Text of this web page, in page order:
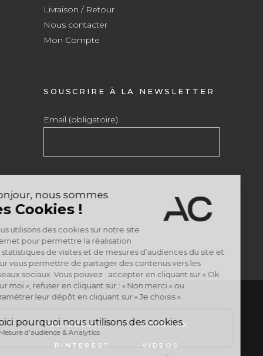
Livraison / Retour
Nous contacter
Mon Compte
SOUSCRIRE À LA NEWSLETTER
Email (obligatoire)
INSTAGRAM FACEBOOK
PINTEREST VIDEOS